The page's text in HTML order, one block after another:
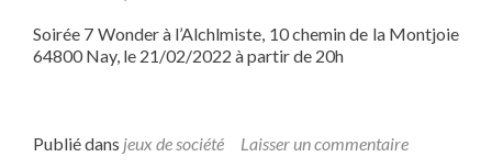
Soirée 7 Wonder à l’Alchlmiste, 10 chemin de la Montjoie
64800 Nay, le 21/02/2022 à partir de 20h
Publié dans jeux de société Laisser un commentaire